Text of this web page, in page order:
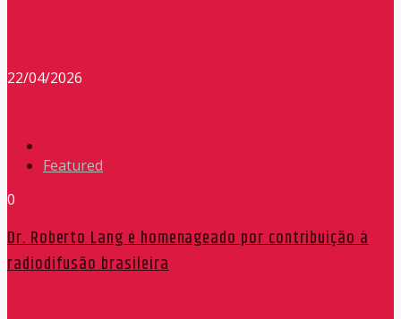
22/04/2026
Featured
0
Dr. Roberto Lang é homenageado por contribuição à
radiodifusão brasileira